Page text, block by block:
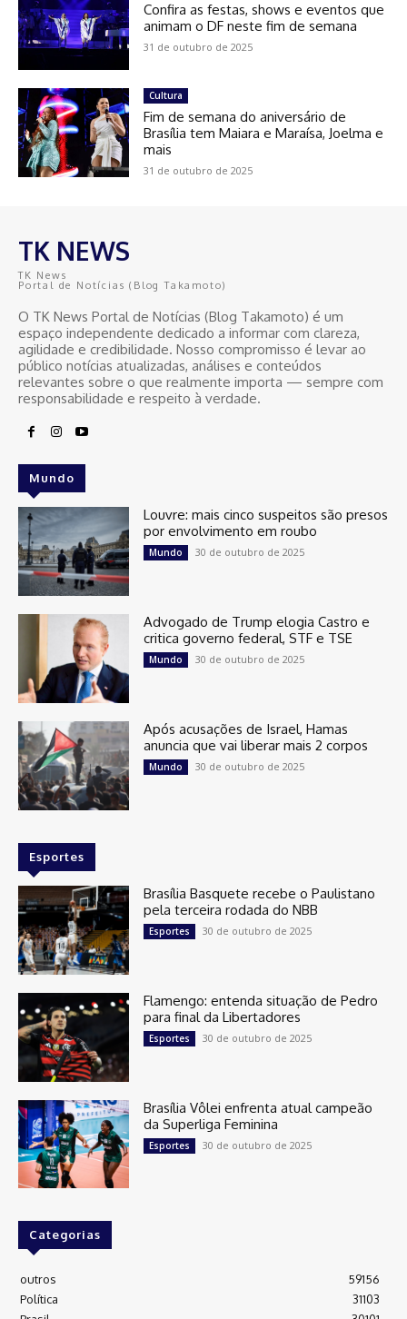
Confira as festas, shows e eventos que
animam o DF neste fim de semana
31 de outubro de 2025
Cultura
Fim de semana do aniversário de
Brasília tem Maiara e Maraísa, Joelma e
mais
31 de outubro de 2025
TK NEWS
TK News
Portal de Notícias (Blog Takamoto)
O TK News Portal de Notícias (Blog Takamoto) é um
espaço independente dedicado a informar com clareza,
agilidade e credibilidade. Nosso compromisso é levar ao
público notícias atualizadas, análises e conteúdos
relevantes sobre o que realmente importa — sempre com
responsabilidade e respeito à verdade.
Mundo
Louvre: mais cinco suspeitos são presos
por envolvimento em roubo
Mundo 30 de outubro de 2025
Advogado de Trump elogia Castro e
critica governo federal, STF e TSE
Mundo 30 de outubro de 2025
Após acusações de Israel, Hamas
anuncia que vai liberar mais 2 corpos
Mundo 30 de outubro de 2025
Esportes
Brasília Basquete recebe o Paulistano
pela terceira rodada do NBB
Esportes 30 de outubro de 2025
Flamengo: entenda situação de Pedro
para final da Libertadores
Esportes 30 de outubro de 2025
Brasília Vôlei enfrenta atual campeão
da Superliga Feminina
Esportes 30 de outubro de 2025
Categorias
outros
59156
Política
31103